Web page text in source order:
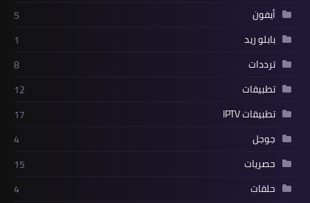
أيفون
5
بابلو ريد
1
ترددات
8
تطبيقات
12
تطبيقات IPTV
17
جوجل
4
حصريات
15
حلقات
4